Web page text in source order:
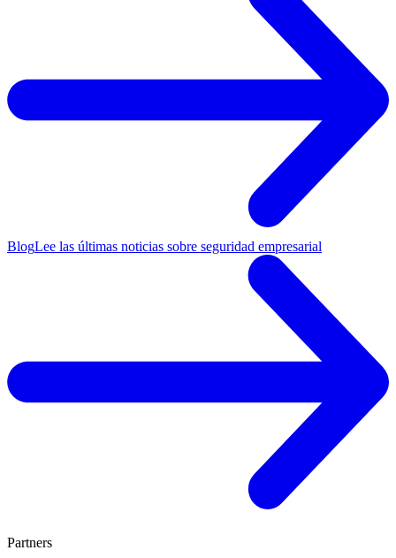
BlogLee las últimas noticias sobre seguridad empresarial
Partners